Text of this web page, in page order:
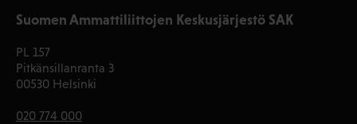
Suomen Ammattiliittojen Keskusjärjestö SAK
PL 157
Pitkänsillanranta 3
00530 Helsinki
020 774 000